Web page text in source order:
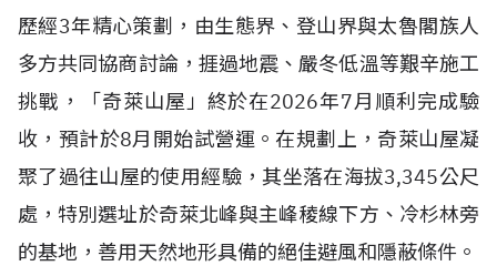
歷經3年精心策劃，由生態界、登山界與太魯閣族人
多方共同協商討論，捱過地震、嚴冬低溫等艱辛施工
挑戰，「奇萊山屋」終於在2026年7月順利完成驗
收，預計於8月開始試營運。在規劃上，奇萊山屋凝
聚了過往山屋的使用經驗，其坐落在海拔3,345公尺
處，特別選址於奇萊北峰與主峰稜線下方、冷杉林旁
的基地，善用天然地形具備的絕佳避風和隱蔽條件。